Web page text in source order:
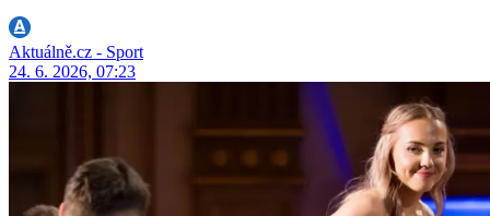
Aktuálně.cz - Sport
24. 6. 2026, 07:23